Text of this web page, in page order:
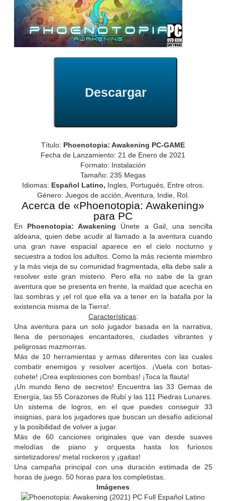
Descargar
Título: Phoenotopia: Awakening PC-GAME
Fecha de Lanzamiento: 21 de Enero de 2021
Formato: Instalación
Tamaño: 235 Megas
Idiomas: Español Latino, Ingles, Portugués, Entre otros.
Género: Juegos de acción, Aventura, Indie, Rol.
Acerca de «Phoenotopia: Awakening»
para PC
En Phoenotopia: Awakening Únete a Gail, una sencilla
aldeana, quien debe acudir al llamado a la aventura cuando
una gran nave espacial aparece en el cielo nocturno y
secuestra a todos los adultos. Como la más reciente miembro
y la más vieja de su comunidad fragmentada, ella debe salir a
resolver este gran misterio. Pero ella no sabe de la gran
aventura que se presenta en frente, la maldad que acecha en
las sombras y ¡el rol que ella va a tener en la batalla por la
existencia misma de la Tierra!.
Características:
Una aventura para un solo jugador basada en la narrativa,
llena de personajes encantadores, ciudades vibrantes y
peligrosas mazmorras.
Más de 10 herramientas y armas diferentes con las cuales
combatir enemigos y resolver acertijos. ¡Vuela con botas-
cohete! ¡Crea explosiones con bombas! ¡Toca la flauta!
¡Un mundo lleno de secretos! Encuentra las 33 Gemas de
Energía, las 55 Corazones de Rubí y las 111 Piedras Lunares.
Un sistema de logros, en el que puedes conseguir 33
insignias, para los jugadores que buscan un desafío adicional
y la posibilidad de volver a jugar.
Más de 60 canciones originales que van desde suaves
melodías de piano y orquesta hasta los furiosos
sintetizadores/ metal rockeros y ¡gaitas!
Una campaña principal con una duración estimada de 25
horas de juego. 50 horas para los completistas.
Imágenes